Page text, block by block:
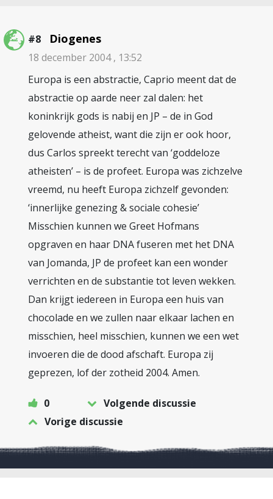
#8 Diogenes
18 december 2004 , 13:52
Europa is een abstractie, Caprio meent dat de
abstractie op aarde neer zal dalen: het
koninkrijk gods is nabij en JP – de in God
gelovende atheist, want die zijn er ook hoor,
dus Carlos spreekt terecht van ‘goddeloze
atheisten’ – is de profeet. Europa was zichzelve
vreemd, nu heeft Europa zichzelf gevonden:
‘innerlijke genezing & sociale cohesie’
Misschien kunnen we Greet Hofmans
opgraven en haar DNA fuseren met het DNA
van Jomanda, JP de profeet kan een wonder
verrichten en de substantie tot leven wekken.
Dan krijgt iedereen in Europa een huis van
chocolade en we zullen naar elkaar lachen en
misschien, heel misschien, kunnen we een wet
invoeren die de dood afschaft. Europa zij
geprezen, lof der zotheid 2004. Amen.
0
Volgende discussie
Vorige discussie